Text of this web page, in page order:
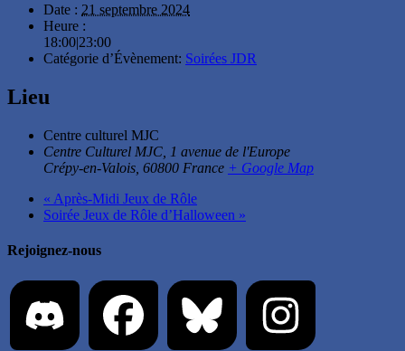
Date : 21 septembre 2024
Heure :
18:00|23:00
Catégorie d’Évènement: Soirées JDR
Lieu
Centre culturel MJC
Centre Culturel MJC, 1 avenue de l'Europe
Crépy-en-Valois 60800 France + Google Map
« Après-Midi Jeux de Rôle
Soirée Jeux de Rôle d’Halloween »
Rejoignez-nous